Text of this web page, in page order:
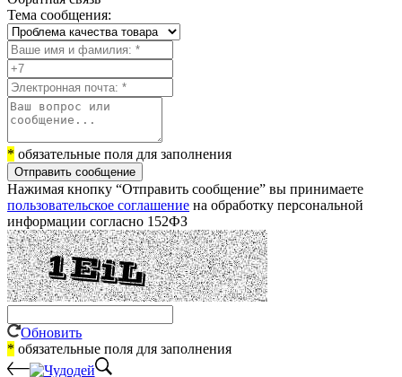
Тема сообщения:
* обязательные поля для заполнения
Отправить сообщение
Нажимая кнопку “Отправить сообщение” вы принимаете
пользовательское соглашение на обработку персональной
информации согласно 152ФЗ
Обновить
* обязательные поля для заполнения